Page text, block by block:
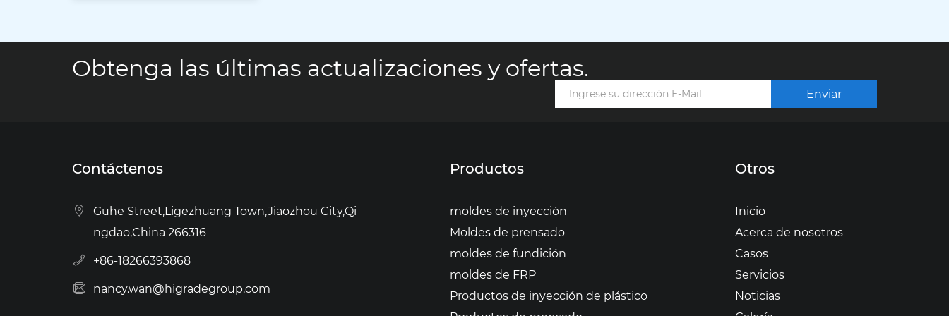
Obtenga las últimas actualizaciones y ofertas.
Enviar
Contáctenos
Guhe Street,Ligezhuang Town,Jiaozhou City,Qi
ngdao,China 266316
+86-18266393868
nancy.wan@higradegroup.com
Productos
moldes de inyección
Moldes de prensado
moldes de fundición
moldes de FRP
Productos de inyección de plástico
Otros
Inicio
Acerca de nosotros
Casos
Servicios
Noticias